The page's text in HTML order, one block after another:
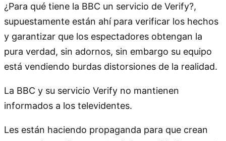
¿Para qué tiene la BBC un servicio de Verify?,
supuestamente están ahí para verificar los hechos
y garantizar que los espectadores obtengan la
pura verdad, sin adornos, sin embargo su equipo
está vendiendo burdas distorsiones de la realidad.
La BBC y su servicio Verify no mantienen
informados a los televidentes.
Les están haciendo propaganda para que crean